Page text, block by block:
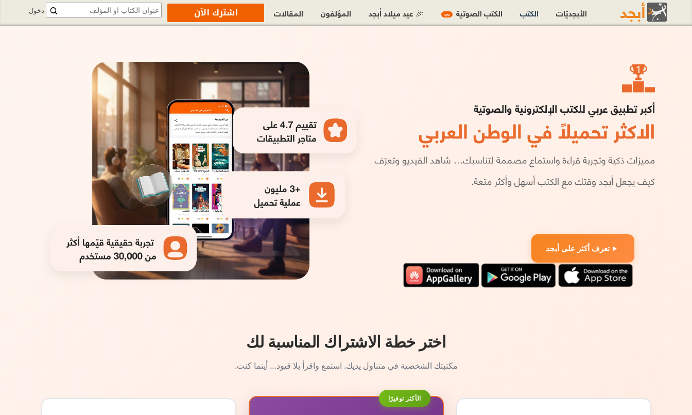
تعرف أكثر على أبجد
اختر خطة الاشتراك المناسبة لك
مكتبتك الشخصية في متناول يديك. استمع واقرأ بلا قيود… أينما كنت.
الأكثر توفيرًا
دخول الأبجديّات الكتب الكتب الصوتية جديد 🎉 عيد ميلاد أبجد المؤلفون المقالات اشترك الآن